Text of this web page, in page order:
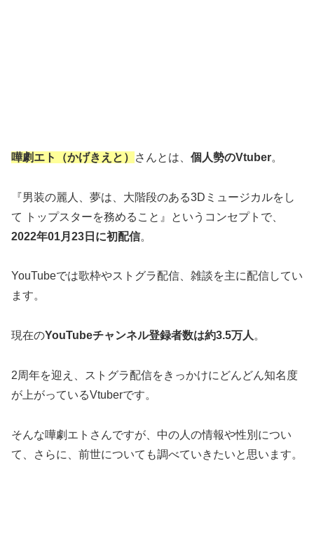
嘩劇エト（かげきえと） さんとは、 個人勢のVtuber。
『男装の麗人、夢は、大階段のある3Dミュージカルをし
て トップスターを務めること』というコンセプトで、
2022年01月23日に初配信。
YouTubeでは歌枠やストグラ配信、雑談を主に配信してい
ます。
現在のYouTubeチャンネル登録者数は約3.5万人 。
2周年を迎え、ストグラ配信をきっかけにどんどん知名度
が上がっているVtuberです。
そんな嘩劇エトさんですが、中の人の情報や性別につい
て、さらに、前世についても調べていきたいと思います。